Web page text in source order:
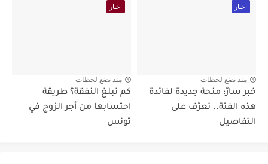
اخبار
منذ بضع لحظات
خبر سارّ: منحة جديدة لفائدة
هذه الفئة.. تعرّف على
التفاصيل
اخبار
منذ بضع لحظات
كم تبلغ النفقة؟ طريقة
احتسابها من أجر الزوج في
تونس